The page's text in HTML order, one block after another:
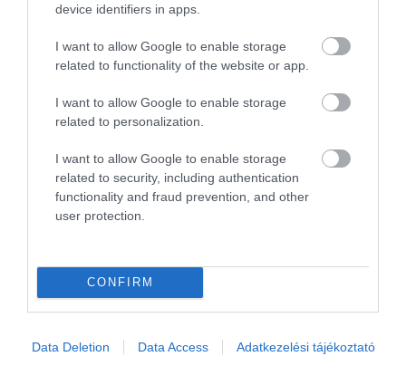
device identifiers in apps.
I want to allow Google to enable storage
related to functionality of the website or app.
I want to allow Google to enable storage
related to personalization.
I want to allow Google to enable storage
related to security, including authentication
functionality and fraud prevention, and other
user protection.
CONFIRM
Data Deletion Data Access Adatkezelési tájékoztató
Nem lesz több Mercedes A osztály
Sejtelmes képen a Fiat Linea utódja